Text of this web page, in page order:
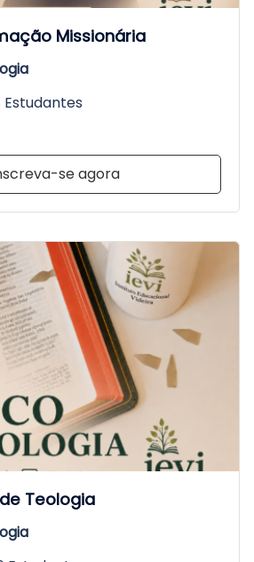
Missionária
Estudantes
se agora
Teologia